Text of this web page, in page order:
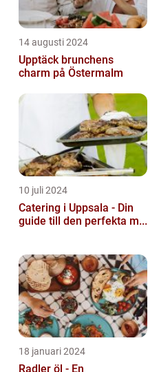
14 augusti 2024
Upptäck brunchens
charm på Östermalm
10 juli 2024
Catering i Uppsala - Din
guide till den perfekta m...
18 januari 2024
Radler öl - En